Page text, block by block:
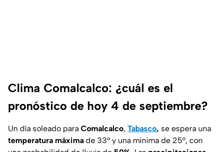
Clima Comalcalco: ¿cuál es el
pronóstico de hoy 4 de septiembre?
Un día soleado para Comalcalco, Tabasco, se espera una
temperatura máxima de 33° y una mínima de 25°, con